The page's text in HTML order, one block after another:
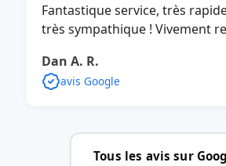
Fantastique service, très
très sympathique ! Vivement
Dan A. R.
avis Google
Tous les avis sur